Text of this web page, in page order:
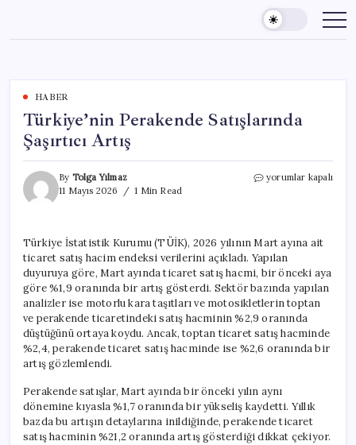
content
HABER
Türkiye’nin Perakende Satışlarında
Şaşırtıcı Artış
By Tolga Yılmaz
11 Mayıs 2026
1 Min Read
Türkiye’nin
için
yorumlar kapalı
Türkiye İstatistik Kurumu (TÜİK), 2026 yılının Mart ayına ait
ticaret satış hacim endeksi verilerini açıkladı. Yapılan
duyuruya göre, Mart ayında ticaret satış hacmi, bir önceki aya
göre %1,9 oranında bir artış gösterdi. Sektör bazında yapılan
analizler ise motorlu kara taşıtları ve motosikletlerin toptan
ve perakende ticaretindeki satış hacminin %2,9 oranında
düştüğünü ortaya koydu. Ancak, toptan ticaret satış hacminde
%2,4, perakende ticaret satış hacminde ise %2,6 oranında bir
artış gözlemlendi.
Perakende satışlar, Mart ayında bir önceki yılın aynı
dönemine kıyasla %1,7 oranında bir yükseliş kaydetti. Yıllık
bazda bu artışın detaylarına inildiğinde, perakende ticaret
satış hacminin %21,2 oranında artış gösterdiği dikkat çekiyor.